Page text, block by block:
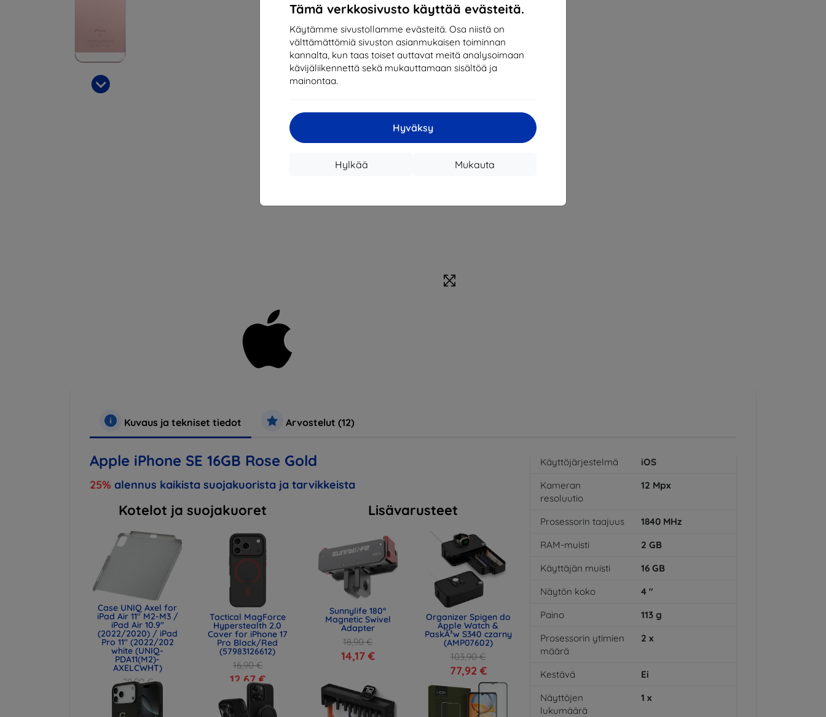
Tämä verkkosivusto käyttää evästeitä.
Käytämme sivustollamme evästeitä. Osa niistä on
välttämättömiä sivuston asianmukaisen toiminnan
kannalta, kun taas toiset auttavat meitä analysoimaan
kävijäliikennettä sekä mukauttamaan sisältöä ja
mainontaa.
Hyväksy
Mukauta
Hylkää
Kuvaus ja tekniset tiedot Arvostelut (12)
Apple iPhone SE 16GB Rose Gold
25% alennus kaikista suojakuorista ja tarvikkeista
Kotelot ja suojakuoret
Case UNIQ Axel for
iPad Air 11" M2-M3 /
iPad Air 10.9"
(2022/2020) / iPad
Pro 11" (2022/202
white (UNIQ-
PDA11(M2)-
AXELCWHT)
28,90 €
21,68 €
Tactical MagForce
Hyperstealth 2.0
Cover for iPhone 17
Pro Black/Red
(57983126612)
16,90 €
12,67 €
Lisävarusteet
Sunnylife 180°
Magnetic Swivel
Adapter
18,90 €
14,17 €
Organizer Spigen do
Apple Watch &
PaskÃ³w S340 czarny
(AMP07602)
103,90 €
77,92 €
Käyttöjärjestelmä
iOS
Kameran
resoluutio
12 Mpx
Prosessorin taajuus 1840 MHz
RAM-muisti
2 GB
Käyttäjän muisti
16 GB
Näytön koko
4 "
Paino
113 g
Prosessorin ytimien
määrä
2 x
Kestävä
Ei
Näyttöjen
lukumäärä
1 x